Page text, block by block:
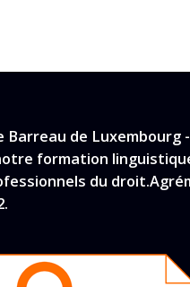
Barreau de Luxembourg
formation
du